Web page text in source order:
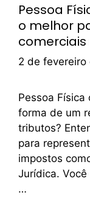
Pessoa
o melhor
2 de fevereiro
Pessoa Física
forma de um
tributos?
para
impostos
Jurídica.
…